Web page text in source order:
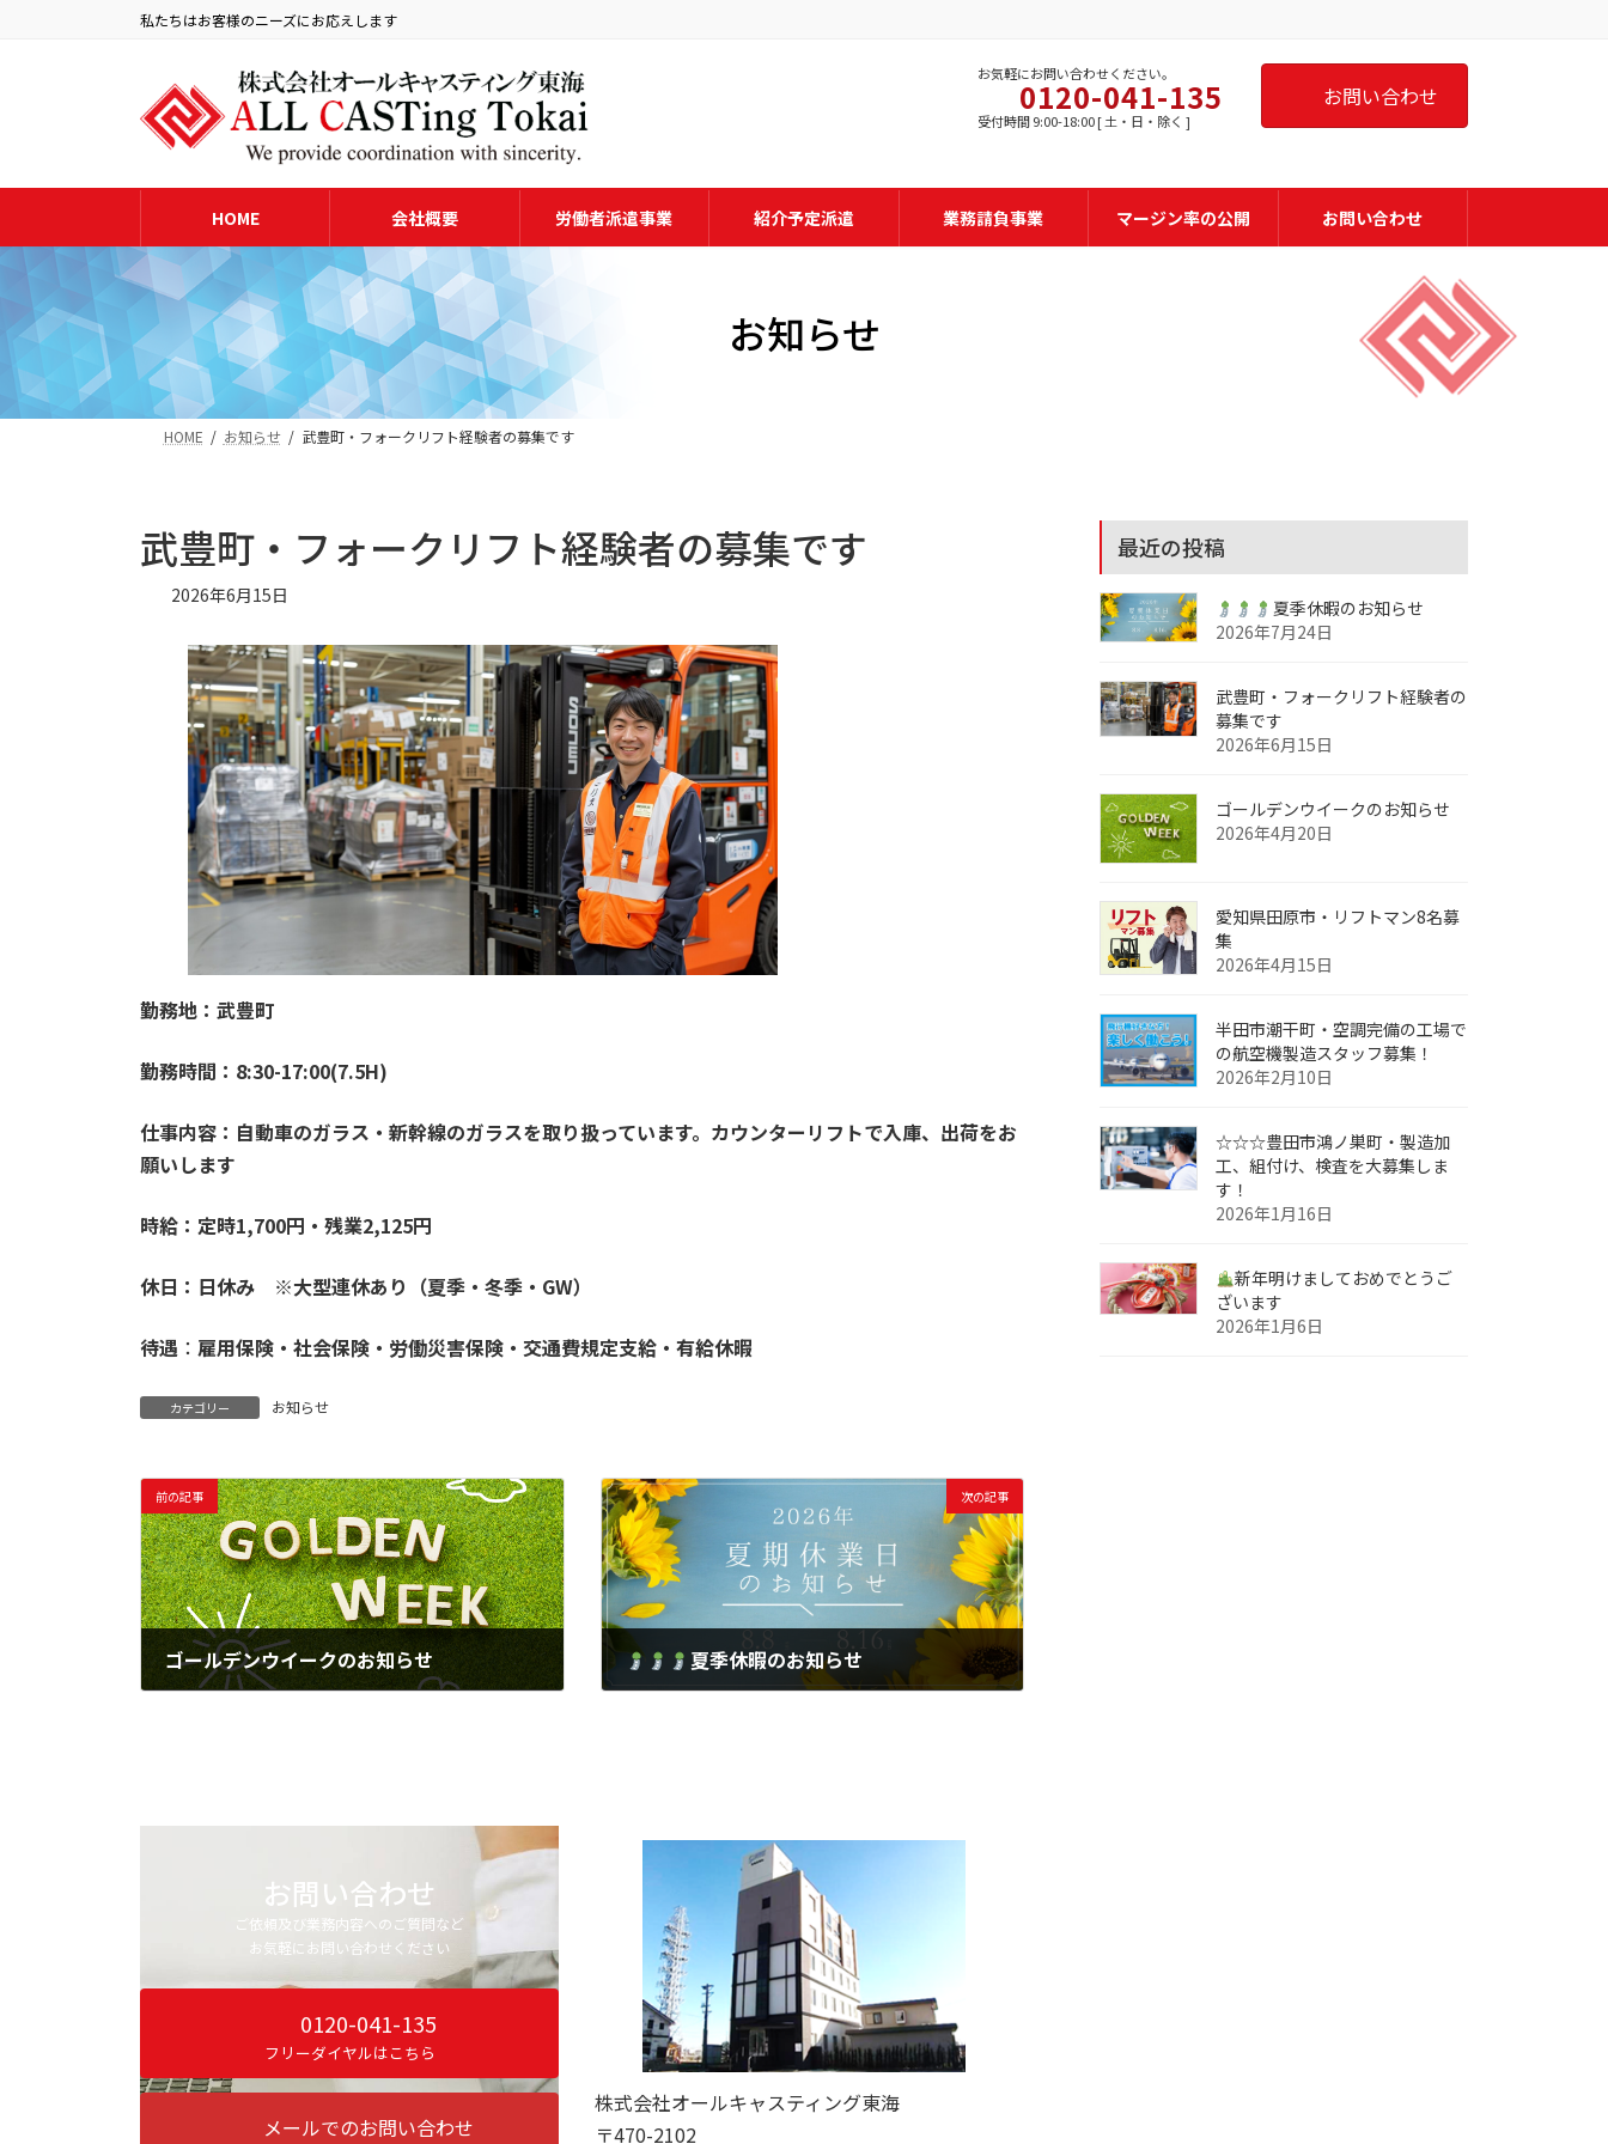
ス
ッ
ン
移
私たちはお客様のニーズにお応えします
お気軽にお問い合わせください。
0120-041-135
受付時間 9:00-18:00 [ 土・日・除く ]
お問い合わせ
HOME 会社概要 労働者派遣事業 紹介予定派遣 業務請負事業 マージン率の公開 お問い合わせ
お知らせ
HOME お知らせ 武豊町・フォークリフト経験者の募集です
武豊町・フォークリフト経験者の募集です
2026年6月15日
勤務地：武豊町
勤務時間：8:30-17:00(7.5H)
仕事内容：自動車のガラス・新幹線のガラスを取り扱っています。カウンターリフトで入庫、出荷をお
願いします
時給： 定時1,700円・残業2,125円
休日：日休み ※大型連休あり（夏季・冬季・GW）
待遇 ： 雇用保険・社会保険・労働災害保険・交通費規定支給・有給休暇
カテゴリー お知らせ
前の記事
ゴールデンウイークのお知らせ
次の記事
夏季休暇のお知らせ
最近の投稿
夏季休暇のお知らせ
2026年7月24日
武豊町・フォークリフト経験者の
募集です
2026年6月15日
ゴールデンウイークのお知らせ
2026年4月20日
愛知県田原市・リフトマン8名募
集
2026年4月15日
半田市潮干町・空調完備の工場で
の航空機製造スタッフ募集！
2026年2月10日
☆☆☆豊田市鴻ノ巣町・製造加
工、組付け、検査を大募集しま
す！
2026年1月16日
新年明けましておめでとうご
ざいます
2026年1月6日
お問い合わせ
ご依頼及び業務内容へのご質問など
お気軽にお問い合わせください
0120-041-135
フリーダイヤルはこちら
メールでのお問い合わせ
株式会社オールキャスティング東海
〒470-2102